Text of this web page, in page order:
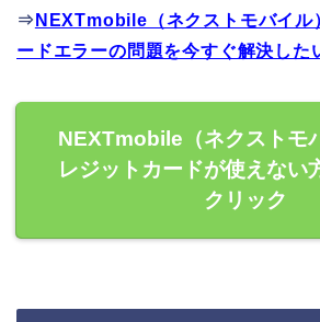
⇒ NEXTmobile（ネクストモバイル
ードエラーの問題を今すぐ解決した
NEXTmobile（ネクストモ
レジットカードが使えない
クリック